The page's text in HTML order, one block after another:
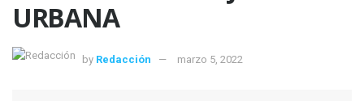
URBANA
by Redacción marzo 5, 2022